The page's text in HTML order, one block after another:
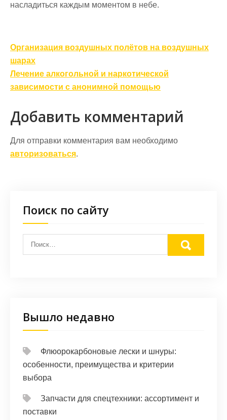
насладиться каждым моментом в небе.
Навигация
по
записям
Организация воздушных полётов на воздушных
шарах
Лечение алкогольной и наркотической
зависимости с анонимной помощью
Добавить комментарий
Для отправки комментария вам необходимо
авторизоваться.
Поиск по сайту
Вышло недавно
Флюорокарбоновые лески и шнуры:
особенности, преимущества и критерии
выбора
Запчасти для спецтехники: ассортимент и
поставки